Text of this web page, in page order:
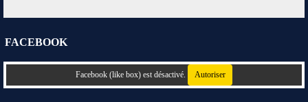
FACEBOOK
Facebook (like box) est désactivé. Autoriser